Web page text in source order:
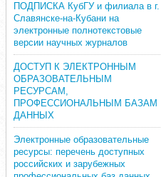
ПОДПИСКА КубГУ и филиала в г.
Славянске-на-Кубани на
электронные полнотекстовые
версии научных журналов
ДОСТУП К ЭЛЕКТРОННЫМ
ОБРАЗОВАТЕЛЬНЫМ
РЕСУРСАМ,
ПРОФЕССИОНАЛЬНЫМ БАЗАМ
ДАННЫХ
Электронные образовательные
ресурсы: перечень доступных
российских и зарубежных